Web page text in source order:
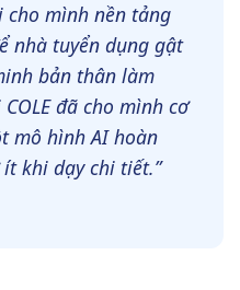
cho mình nền tảng
nhà tuyển dụng gật
bản thân làm
đã cho mình cơ
mô hình AI hoàn
khi dạy chi tiết.”